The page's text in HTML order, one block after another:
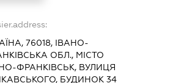
76018, ІВАНО-
ОБЛ., МІСТО
ФРАНКІВСЬК, ВУЛИЦЯ
БУДИНОК 34